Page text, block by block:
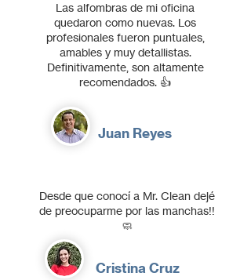
Las alfombras de mi oficina
quedaron como nuevas. Los
profesionales fueron puntuales,
amables y muy detallistas.
Definitivamente, son altamente
recomendados. 👍
Juan Reyes
Desde que conocí a Mr. Clean dejé
de preocuparme por las manchas!!
🧼
Cristina Cruz